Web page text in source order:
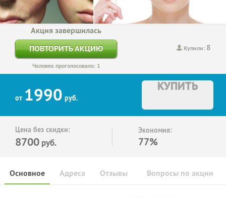
Купили: 8
Акция завершилась
ПОВТОРИТЬ АКЦИЮ
Человек проголосовало: 1
от 1990 руб.
КУПИТЬ
Цена без скидки:
8700 руб.
Экономия:
77%
Основное Отзывы Вопросы по акции
Адреса